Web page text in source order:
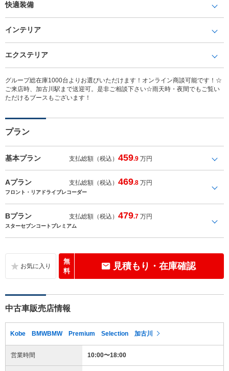
快適装備
インテリア
エクステリア
グループ総在庫1000台よりお選びいただけます！オンライン商談可能です！☆
ご来店時、加古川駅まで送迎可。是非ご相談下さい☆雨天時・夜間でもご覧い
ただけるブースもございます！
プラン
基本プラン 支払総額（税込）459.9 万円
Aプラン 支払総額（税込）469.8 万円
フロント・リアドライブレコーダー
Bプラン 支払総額（税込）479.7 万円
スターセブンコートプレミアム
無
料
見積もり・在庫確認
中古車販売店情報
Kobe BMWBMW Premium Selection 加古川
営業時間 10:00〜18:00